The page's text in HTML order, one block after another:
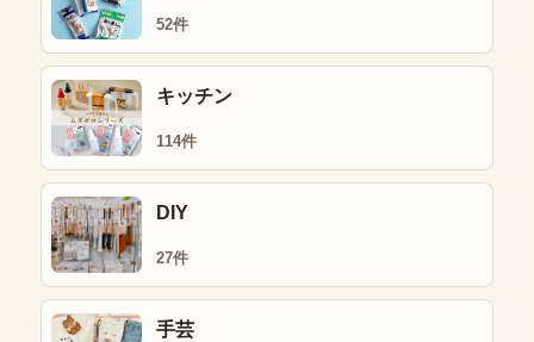
52件
キッチン
114件
DIY
27件
手芸